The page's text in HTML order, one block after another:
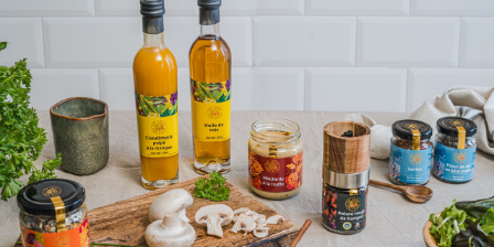
Poids net : 90 g